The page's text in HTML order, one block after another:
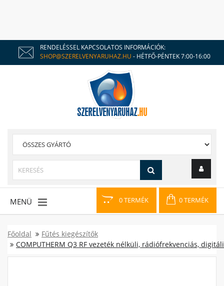
RENDELÉSSEL KAPCSOLATOS INFORMÁCIÓK:
SHOP@SZERELVENYARUHAZ.HU - HÉTFŐ-PÉNTEK 7:00-16:00
0 TERMÉK 0 TERMÉK
MENÜ
Főoldal
Fűtés kiegészítők
COMPUTHERM Q3 RF vezeték nélküli, rádiófrekvenciás,